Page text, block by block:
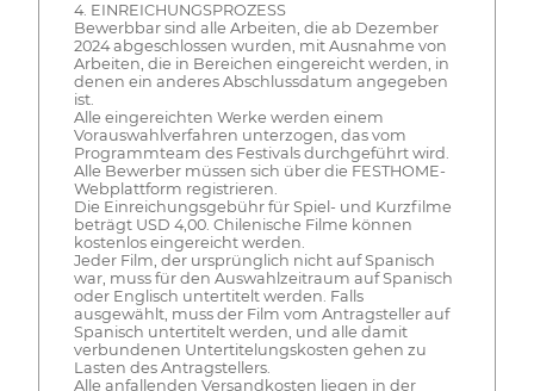
4. EINREICHUNGSPROZESS
Bewerbbar sind alle Arbeiten, die ab Dezember
2024 abgeschlossen wurden, mit Ausnahme von
Arbeiten, die in Bereichen eingereicht werden, in
denen ein anderes Abschlussdatum angegeben
ist.
Alle eingereichten Werke werden einem
Vorauswahlverfahren unterzogen, das vom
Programmteam des Festivals durchgeführt wird.
Alle Bewerber müssen sich über die FESTHOME-
Webplattform registrieren.
Die Einreichungsgebühr für Spiel- und Kurzfilme
beträgt USD 4,00. Chilenische Filme können
kostenlos eingereicht werden.
Jeder Film, der ursprünglich nicht auf Spanisch
war, muss für den Auswahlzeitraum auf Spanisch
oder Englisch untertitelt werden. Falls
ausgewählt, muss der Film vom Antragsteller auf
Spanisch untertitelt werden, und alle damit
verbundenen Untertitelungskosten gehen zu
Lasten des Antragstellers.
Alle anfallenden Versandkosten liegen in der